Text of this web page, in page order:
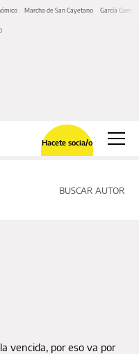
Marcha de San Cayetano García Cuerva
Hacete socia/o
BUSCAR AUTOR
vencida, por eso va por